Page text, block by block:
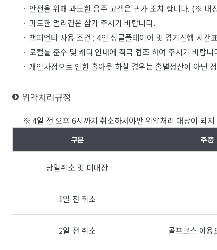
· 안전을 위해 과도한 음주 고객은 귀가 조치 합니다. (※
· 과도한 멀리건은 삼가 주시기 바랍니다.
· 챔피언티 사용 조건 : 4인 싱글플레이어 및 경기진행 시간
· 로컬룰 준수 및 캐디 안내에 적극 협조 하여 주시기 바랍니
· 개인사정으로 인한 홀아웃 하실 경우는 홀별정산이 아닌
위약처리규정
※ 4일 전 오후 6시까지 취소하셔야만 위약처리 대상이 되
구분 주중
당일취소 및 미내장
1일 전 취소
2일 전 취소 골프코스 이